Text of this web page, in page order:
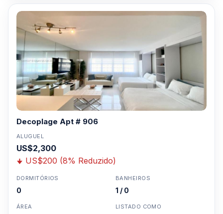
Decoplage Apt # 906
ALUGUEL
US$2,300
US$200 (8% Reduzido)
DORMITÓRIOS
0
BANHEIROS
1 / 0
ÁREA LISTADO COMO